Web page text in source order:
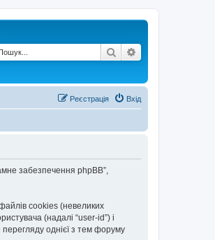
Пошук
Вхід
Реєстрація
забезпечення phpBB”,
cookies (невеликих
(надалі “user-id”) і
однієї з тем форуму